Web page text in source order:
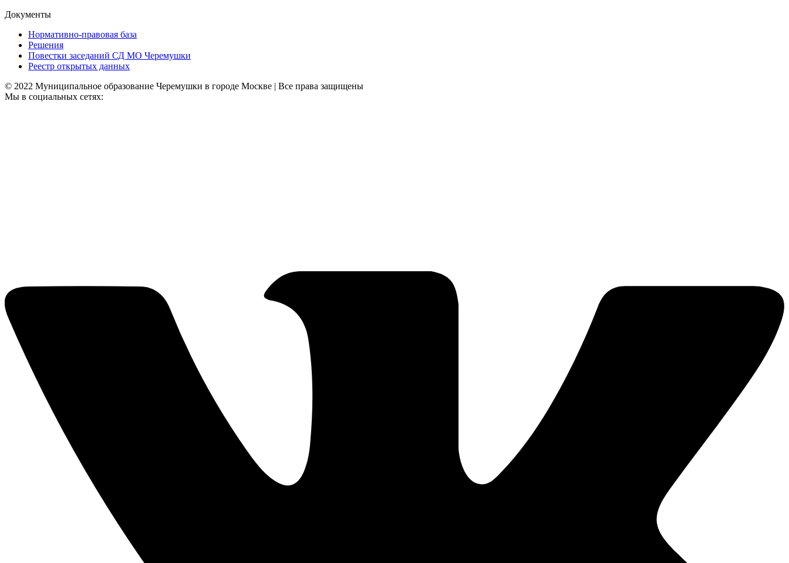
Документы
Нормативно-правовая база
Решения
Повестки заседаний СД МО Черемушки
Реестр открытых данных
© 2022 Муниципальное образование Черемушки в городе Москве | Все права защищены
Мы в социальных сетях: